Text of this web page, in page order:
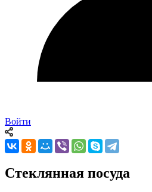
Войти
Стеклянная посуда